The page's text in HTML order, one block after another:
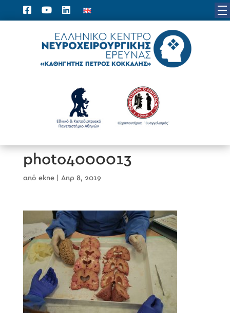
photo4000013
από ekne| Απρ 8, 2019